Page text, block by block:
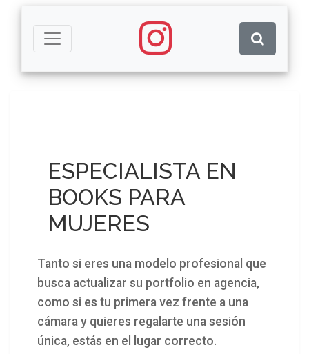
ESPECIALISTA EN
BOOKS PARA
MUJERES
Tanto si eres una modelo profesional que
busca actualizar su portfolio en agencia,
como si es tu primera vez frente a una
cámara y quieres regalarte una sesión
única, estás en el lugar correcto.